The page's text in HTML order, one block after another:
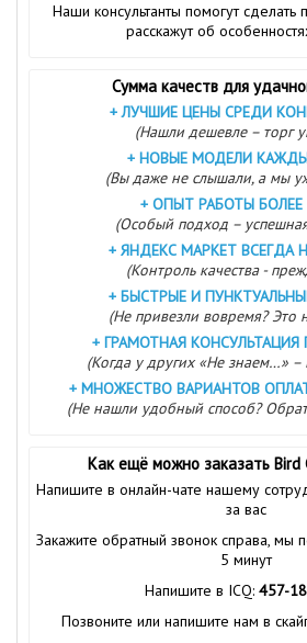
Наши консультанты помогут
расскажут об
Сумма качеств для
+ ЛУЧШИЕ ЦЕНЫ СРЕДИ
(Нашли дешевле – торг
+ НОВЫЕ МОДЕЛИ
(Вы даже не слышали, а мы
+ ОПЫТ РАБОТЫ БОЛЕЕ
(Особый подход –
+ ЯНДЕКС МАРКЕТ ВСЕГДА
(Контроль качества -
+ БЫСТРЫЕ И
(Не привезли вовремя? Это
+ ГРАМОТНАЯ
(Когда у других «Не знаем…»
+ МНОЖЕСТВО ВАРИАНТОВ
(Не нашли удобный способ?
Как ещё можно заказать Bird
Напишите в онлайн-чате нашему
за вас
Закажите обратный звонок справа, мы
5 минут
Напишите в ICQ: 457-
Позвоните или напишите нам в